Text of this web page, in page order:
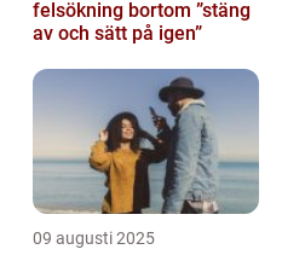
felsökning bortom ”stäng
av och sätt på igen”
09 augusti 2025